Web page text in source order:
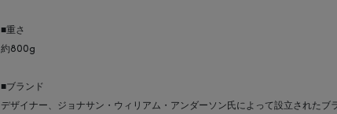
■重さ
約800g
■ブランド
デザイナー、ジョナサン・ウィリアム・アンダーソン氏によって設立されたブ